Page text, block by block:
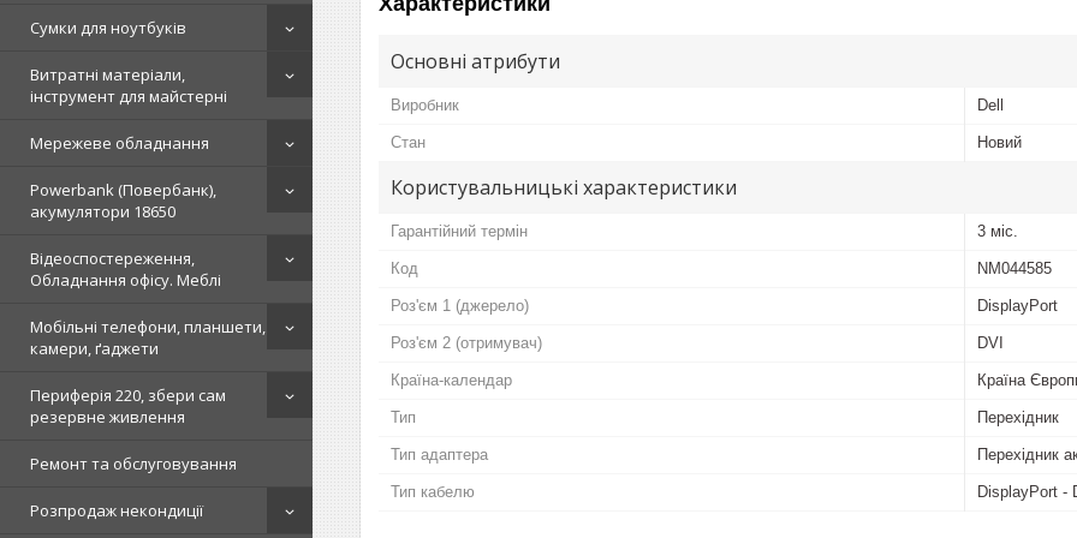
Сумки для ноутбуків
Витратні матеріали,
інструмент для майстерні
Мережеве обладнання
Powerbank (Повербанк),
акумулятори 18650
Відеоспостереження,
Обладнання офісу. Меблі
Мобільні телефони, планшети,
камери, ґаджети
Периферія 220, збери сам
резервне живлення
Ремонт та обслуговування
Розпродаж некондиції
Основні атрибути
Виробник Dell
Стан Новий
Користувальницькі характеристики
Гарантійний термін 3 міс.
Код NM044585
Роз'єм 1 (джерело) DisplayPort
Роз'єм 2 (отримувач) DVI
Країна-календар Країна
Тип Перехідник
Тип адаптера Перехідник
Тип кабелю DisplayPort -